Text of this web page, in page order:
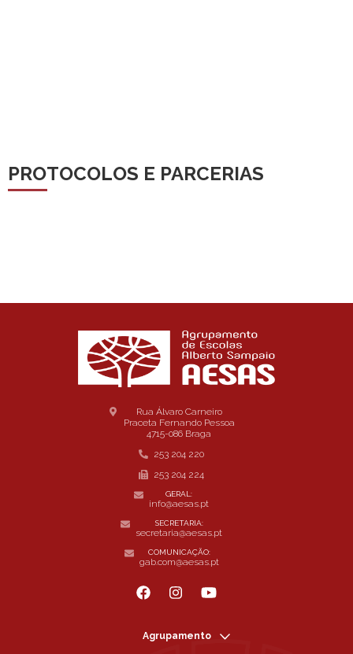
PROTOCOLOS E PARCERIAS
Rua Álvaro Carneiro
Praceta Fernando Pessoa
4715-086 Braga
253 204 220
253 204 224
GERAL:
info@aesas.pt
SECRETARIA:
secretaria@aesas.pt
COMUNICAÇÃO:
gab.com@aesas.pt
Agrupamento